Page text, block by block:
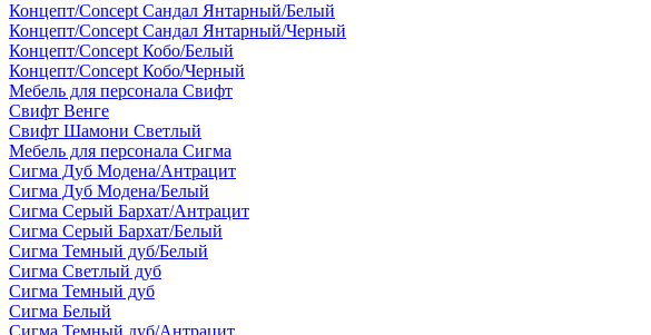
Концепт/Concept Сандал Янтарный/Белый
Концепт/Concept Сандал Янтарный/Черный
Концепт/Concept Кобо/Белый
Концепт/Concept Кобо/Черный
Мебель для персонала Свифт
Свифт Венге
Свифт Шамони Светлый
Мебель для персонала Сигма
Сигма Дуб Модена/Антрацит
Сигма Дуб Модена/Белый
Сигма Серый Бархат/Антрацит
Сигма Серый Бархат/Белый
Сигма Темный дуб/Белый
Сигма Светлый дуб
Сигма Темный дуб
Сигма Белый
Сигма Темный дуб/Антрацит